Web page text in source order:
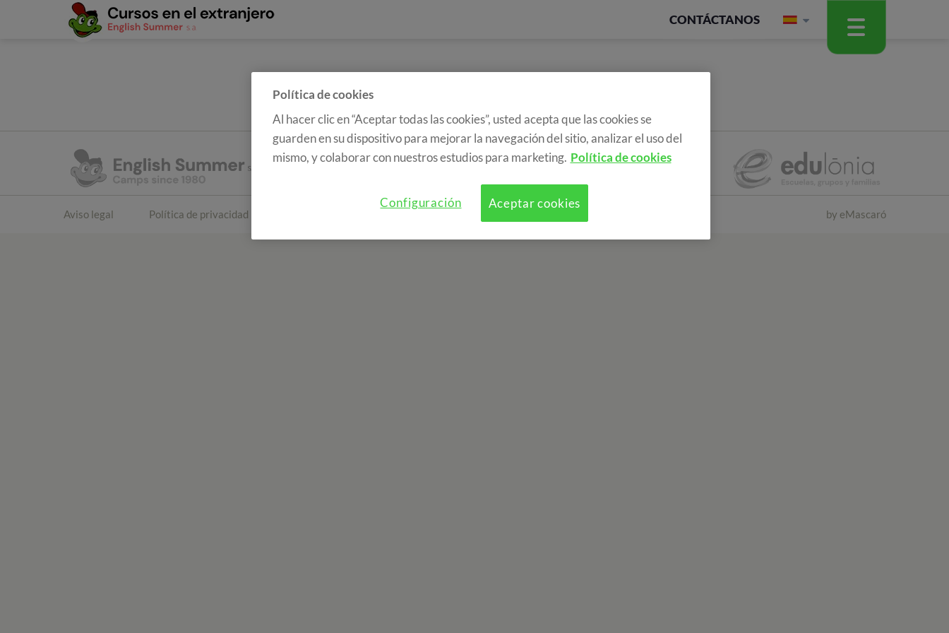
CONTÁCTANOS
Aviso legal Política de privacidad by eMascaró
Política de cookies
Al hacer clic en “Aceptar todas las cookies”, usted acepta que las cookies se
guarden en su dispositivo para mejorar la navegación del sitio, analizar el uso del
mismo, y colaborar con nuestros estudios para marketing. Política de cookies
Aceptar cookies
Configuración